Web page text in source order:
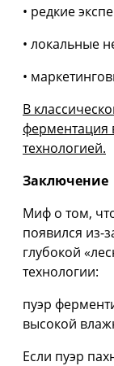
• редкие
• локальные
•
В
ферментация
технологией.
Заключение
Миф о том,
появился из-
глубокой
технологии:
пуэр
высокой
Если пуэр